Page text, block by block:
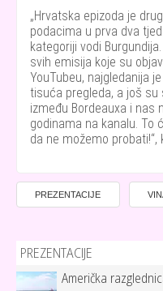
Hrvatska epizoda je
podacima u prva dva
kategoriji vodi
svih emisija koje su
YouTubeu, najgledanija
tisuća pregleda, a još
između Bordeauxa i nas
godinama na kanalu. To
da ne možemo probati! ,
PREZENTACIJE
PREZENTACIJE
Američka